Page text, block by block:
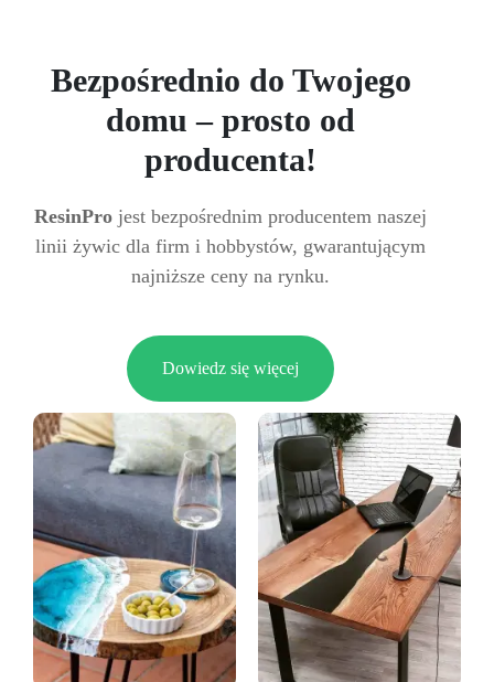
Bezpośrednio do Twojego
domu – prosto od
producenta!
ResinPro jest bezpośrednim producentem naszej
linii żywic dla firm i hobbystów, gwarantującym
najniższe ceny na rynku.
Dowiedz się więcej